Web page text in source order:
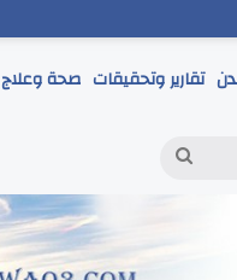
تقارير وتحقيقات صحة وعلاج
بحث